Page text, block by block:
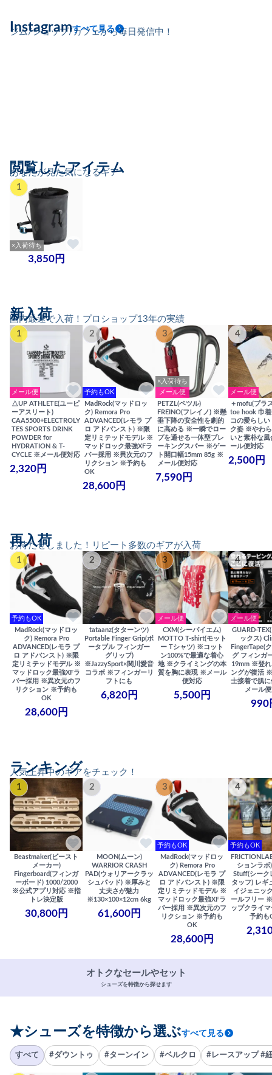
ジム/ショップ/カフェから毎日発信中！
Instagramすべて見る
あなたが見た気になるギア
閲覧したアイテム
1
×入荷待ち
3,850円
国内最速で入荷！プロショップ13年の実績
新入荷
1
メール便
△UP ATHLETE(ユーピ
ーアスリート)
CAA5500+ELECTROLY
TES SPORTS DRINK
POWDER for
HYDRATION & T-
CYCLE ※メール便対応
2,320円
2
予約もOK
MadRock(マッドロッ
ク) Remora Pro
ADVANCED(レモラ プ
ロ アドバンスト) ※限
定リミテッドモデル ※
マッドロック最強XFラ
バー採用 ※異次元のフ
リクション ※予約も
OK
28,600円
3
×入荷待ち
メール便
PETZL(ペツル)
FREINO(フレイノ) ※懸
垂下降の安全性を劇的
に高める ※一瞬でロー
プを通せる一体型ブレ
ーキングスパー ※ゲー
ト開口幅15mm 85g ※
メール便対応
7,590円
4
メール便
＋mofu(プラ
toe hook 巾
コの愛らしい
ク姿 ※やわ
いと素朴な
ール便対応
2,500円
お待たせしました！リピート多数のギアが入荷
再入荷
1
予約もOK
MadRock(マッドロッ
ク) Remora Pro
ADVANCED(レモラ プ
ロ アドバンスト) ※限
定リミテッドモデル ※
マッドロック最強XFラ
バー採用 ※異次元のフ
リクション ※予約も
OK
28,600円
2
tataanz(タターンツ)
Portable Finger Grip(ポ
ータブル フィンガー
グリップ)
※JazzySport×関川愛音
コラボ ※フィンガーリ
フトにも
6,820円
3
メール便
CXM(シーバイエム)
MOTTO T-shirt(モット
ー Tシャツ) ※コット
ン100%で最適な着心
地 ※クライミングの本
質を胸に表現 ※メール
便対応
5,500円
4
メール便
GUARD-
ックス)
FingerTape(
グ フィンガ
19mm ※登れ
ングが復活
士接着で肌
メール
990
人気上昇中のギアをチェック！
ランキング
1
Beastmaker(ビースト
メーカー)
Fingerboard(フィンガ
ーボード) 1000/2000
※公式アプリ対応 ※指
トレ決定版
30,800円
2
MOON(ムーン)
WARRIOR CRASH
PAD(ウォリアークラッ
シュパッド) ※厚みと
丈夫さが魅力
※130×100×12cm 6kg
61,600円
3
予約もOK
MadRock(マッドロッ
ク) Remora Pro
ADVANCED(レモラ プ
ロ アドバンスト) ※限
定リミテッドモデル ※
マッドロック最強XFラ
バー採用 ※異次元のフ
リクション ※予約も
OK
28,600円
4
予約もOK
ションラボ
Stuff(シーク
タッフ) レギ
イジェニッ
ールフリー
ップクライ
予約も
オトクなセールやセット
シューズを特徴から探せます
★シューズを特徴から選ぶすべて見る
すべて #ダウントゥ #ターンイン #ベルクロ #レースアップ #